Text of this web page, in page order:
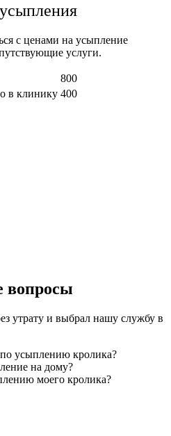
с ценами на усыпление
услуги.
800
в клинику 400
вопросы
утрату и выбрал нашу службу в
усыплению кролика?
на дому?
моего кролика?